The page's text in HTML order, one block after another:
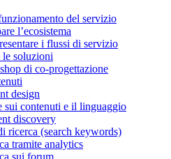
del servizio
l’ecosistema
i flussi di servizio
le soluzioni
di co-progettazione
design
sui contenuti e il linguaggio
discovery
ricerca (search keywords)
tramite analytics
sui forum